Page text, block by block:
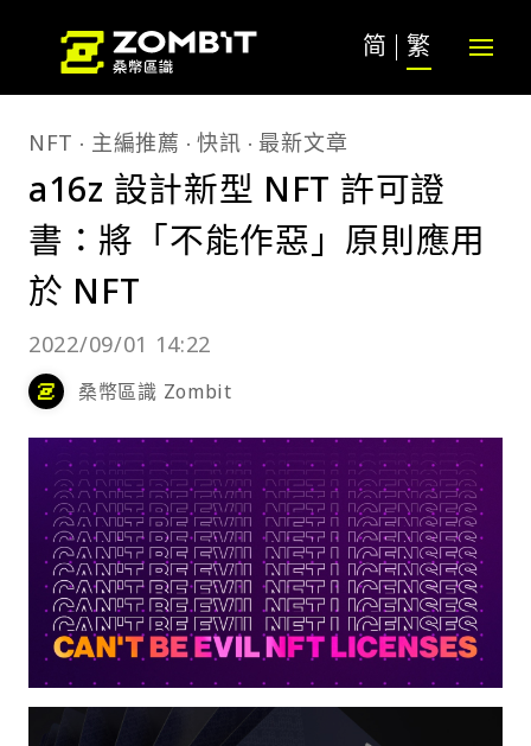
简 繁
NFT 主編推薦 快訊 最新文章
a16z 設計新型 NFT 許可證
書：將「不能作惡」原則應用
於 NFT
2022/09/01 14:22
桑幣區識 Zombit